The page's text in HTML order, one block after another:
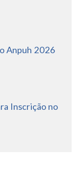
Anpuh 2026
Inscrição no